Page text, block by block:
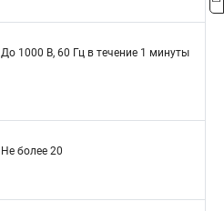
До 1000 В, 60 Гц в течение 1 минуты
Не более 20